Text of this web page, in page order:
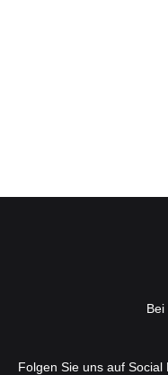
Folgen Sie uns auf Social